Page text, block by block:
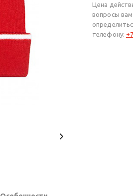
Цена
вопросы
телефону: